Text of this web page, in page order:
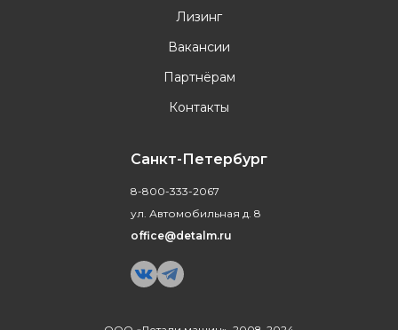
Лизинг
Вакансии
Партнёрам
Контакты
Санкт-Петербург
8-800-333-2067
ул. Автомобильная д. 8
office@detalm.ru